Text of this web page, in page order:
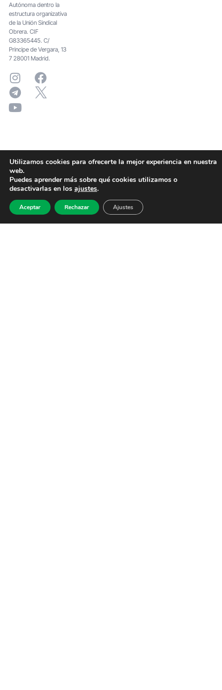
Autónoma dentro la
estructura organizativa
de la Unión Sindical
Obrera. CIF
G83365445. C/
Principe de Vergara, 13
7 28001 Madrid.
Utilizamos cookies para ofrecerte la mejor experiencia en nuestra
web.
Puedes aprender más sobre qué cookies utilizamos o
desactivarlas en los ajustes.
Aceptar Rechazar Ajustes